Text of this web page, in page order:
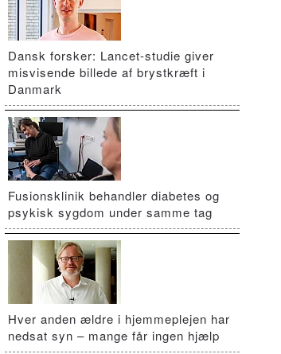
Dansk forsker: Lancet-studie giver
misvisende billede af brystkræft i
Danmark
Fusionsklinik behandler diabetes og
psykisk sygdom under samme tag
Hver anden ældre i hjemmeplejen har
nedsat syn – mange får ingen hjælp